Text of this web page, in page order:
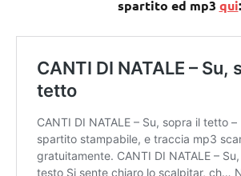
spartito ed mp3 qui: